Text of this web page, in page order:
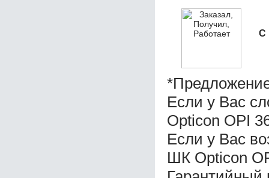
С
Если у Вас
Opticon OPI
Если у Вас
ШК Opticon